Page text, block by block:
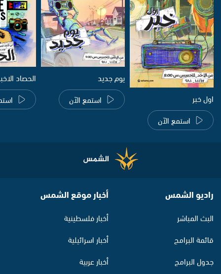
اول خبر
استمع الآن
يوم جديد
استمع الآن
الحصاد
راديو الشمس
البث المباشر
قائمة البرامج
جدول البرامج
أخبار موقع الشمس
أخبار فلسطينية
أخبار اسرائيلية
أخبار عربية